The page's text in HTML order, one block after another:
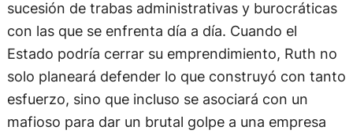
sucesión de trabas administrativas y burocráticas
con las que se enfrenta día a día. Cuando el
Estado podría cerrar su emprendimiento, Ruth no
solo planeará defender lo que construyó con tanto
esfuerzo, sino que incluso se asociará con un
mafioso para dar un brutal golpe a una empresa